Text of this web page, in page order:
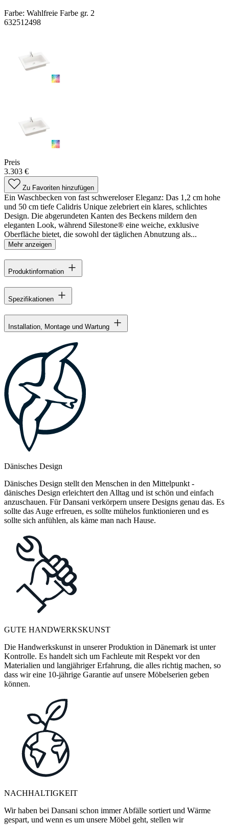
Farbe: Wahlfreie Farbe gr. 2
632512498
Preis
3.303 €
Zu Favoriten hinzufügen
Ein Waschbecken von fast schwereloser Eleganz: Das 1,2 cm hohe
und 50 cm tiefe Calidris Unique zelebriert ein klares, schlichtes
Design. Die abgerundeten Kanten des Beckens mildern den
eleganten Look, während Silestone® eine weiche, exklusive
Oberfläche bietet, die sowohl der täglichen Abnutzung als...
Mehr anzeigen
Produktinformation
Spezifikationen
Installation, Montage und Wartung
Dänisches Design
Dänisches Design stellt den Menschen in den Mittelpunkt -
dänisches Design erleichtert den Alltag und ist schön und einfach
anzuschauen. Für Dansani verkörpern unsere Designs genau das. Es
sollte das Auge erfreuen, es sollte mühelos funktionieren und es
sollte sich anfühlen, als käme man nach Hause.
GUTE HANDWERKSKUNST
Die Handwerkskunst in unserer Produktion in Dänemark ist unter
Kontrolle. Es handelt sich um Fachleute mit Respekt vor den
Materialien und langjähriger Erfahrung, die alles richtig machen, so
dass wir eine 10-jährige Garantie auf unsere Möbelserien geben
können.
NACHHALTIGKEIT
Wir haben bei Dansani schon immer Abfälle sortiert und Wärme
gespart, und wenn es um unsere Möbel geht, stellen wir